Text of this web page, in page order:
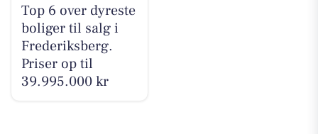
Top 6 over dyreste
boliger til salg i
Frederiksberg.
Priser op til
39.995.000 kr